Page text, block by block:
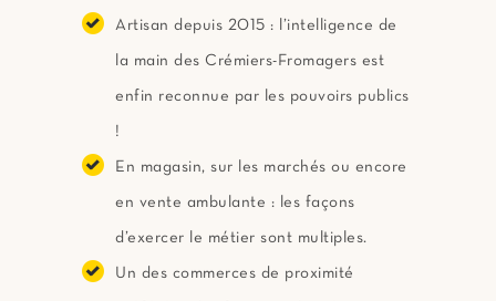
Artisan depuis 2015 : l’intelligence de
la main des Crémiers-Fromagers est
enfin reconnue par les pouvoirs publics
!
En magasin, sur les marchés ou encore
en vente ambulante : les façons
d’exercer le métier sont multiples.
Un des commerces de proximité